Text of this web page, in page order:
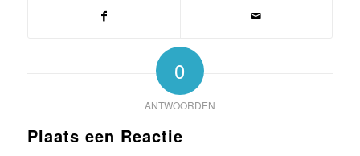
0
ANTWOORDEN
Plaats een Reactie